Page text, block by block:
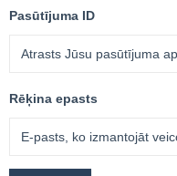
Pasūtījuma ID
Rēķina epasts